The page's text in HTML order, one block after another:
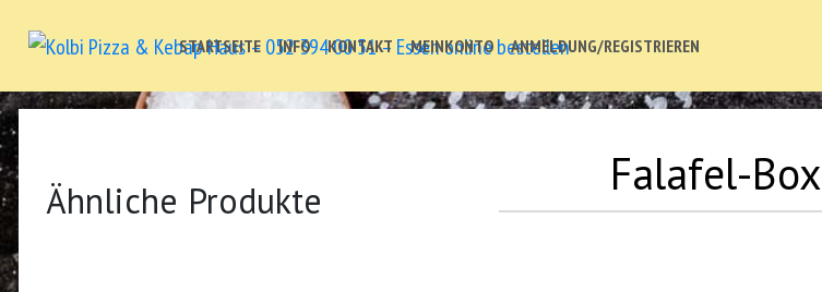
STARTSEITE INFO KONTAKT MEINKONTO ANMELDUNG/REGISTRIEREN
Falafel-Box
Ähnliche Produkte